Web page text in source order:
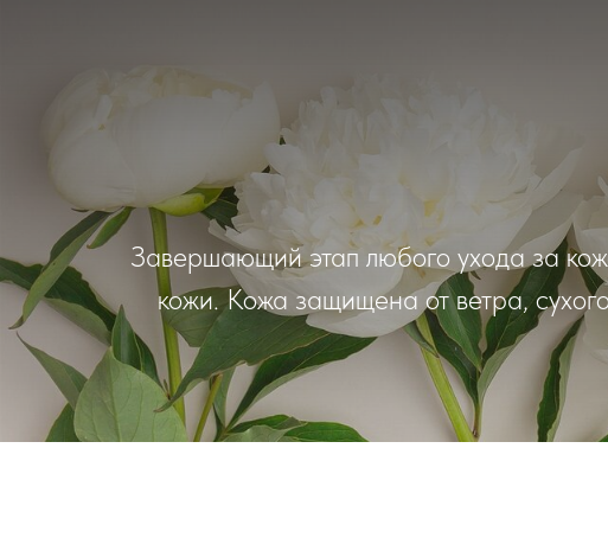
Завершающий этап любого ухода за
кожи. Кожа защищена от ветра,